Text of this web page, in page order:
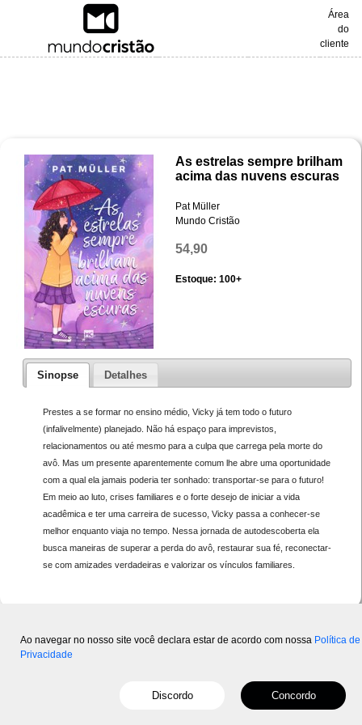
Área
do
cliente
As estrelas sempre brilham
acima das nuvens escuras
Pat Müller
Mundo Cristão
54,90
Estoque: 100+
Sinopse Detalhes
Prestes a se formar no ensino médio, Vicky já tem todo o futuro
(infalivelmente) planejado. Não há espaço para imprevistos,
relacionamentos ou até mesmo para a culpa que carrega pela morte do
avô. Mas um presente aparentemente comum lhe abre uma oportunidade
com a qual ela jamais poderia ter sonhado: transportar-se para o futuro!
Em meio ao luto, crises familiares e o forte desejo de iniciar a vida
acadêmica e ter uma carreira de sucesso, Vicky passa a conhecer-se
melhor enquanto viaja no tempo. Nessa jornada de autodescoberta ela
busca maneiras de superar a perda do avô, restaurar sua fé, reconectar-
se com amizades verdadeiras e valorizar os vínculos familiares.
Ao navegar no nosso site você declara estar de acordo com nossa Política de
Privacidade